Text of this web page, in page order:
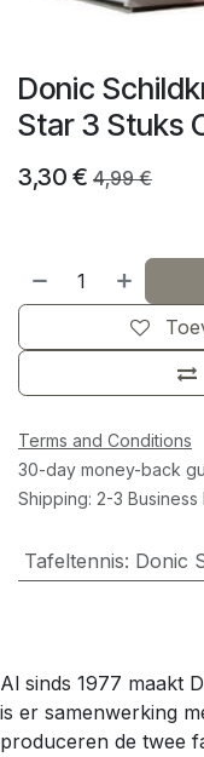
Donic
Star 3 Stuks
3,30 € 4,99€
Terms and Conditions
30-day money-back
Shipping: 2-3 Business
Tafeltennis: Donic
Al sinds 1977 maakt
is er samenwerking
produceren de twee